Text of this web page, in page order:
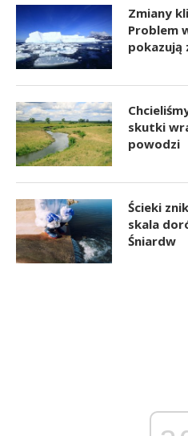
Zmiany
Problem
pokazują
skutki
powodzi
Ścieki
skala
Śniardw